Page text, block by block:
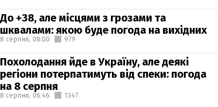
До +38, але місцями з грозами та
шквалами: якою буде погода на вихідних
8 серпня, 08:00 979
Похолодання йде в Україну, але деякі
регіони потерпатимуть від спеки: погода
на 8 серпня
8 серпня, 06:46 1347